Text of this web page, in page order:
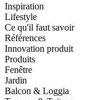
Inspiration
Lifestyle
Ce qu'il faut savoir
Références
Innovation produit
Produits
Fenêtre
Jardin
Balcon & Loggia